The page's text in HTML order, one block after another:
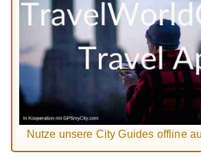
Nutze unsere City Guides offline